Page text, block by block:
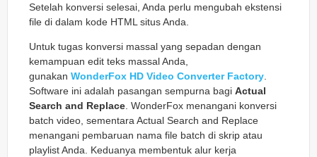
Setelah konversi selesai, Anda perlu mengubah ekstensi
file di dalam kode HTML situs Anda.
Untuk tugas konversi massal yang sepadan dengan
kemampuan edit teks massal Anda,
gunakan WonderFox HD Video Converter Factory
Software ini adalah pasangan sempurna bagi Actual
Search and Replace . WonderFox menangani konversi
batch video, sementara Actual Search and Replace
menangani pembaruan nama file batch di skrip atau
playlist Anda. Keduanya membentuk alur kerja